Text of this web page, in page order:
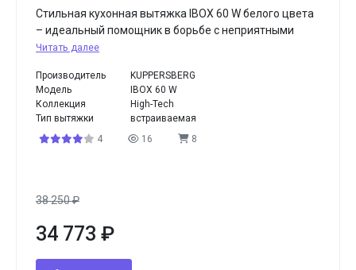
Стильная кухонная вытяжка IBOX 60 W белого цвета
– идеальный помощник в борьбе с неприятными
Читать далее
Производитель
KUPPERSBERG
Модель
IBOX 60 W
Коллекция
High-Tech
Тип вытяжки
встраиваемая
4
16 8
38 250₽
34 773 ₽